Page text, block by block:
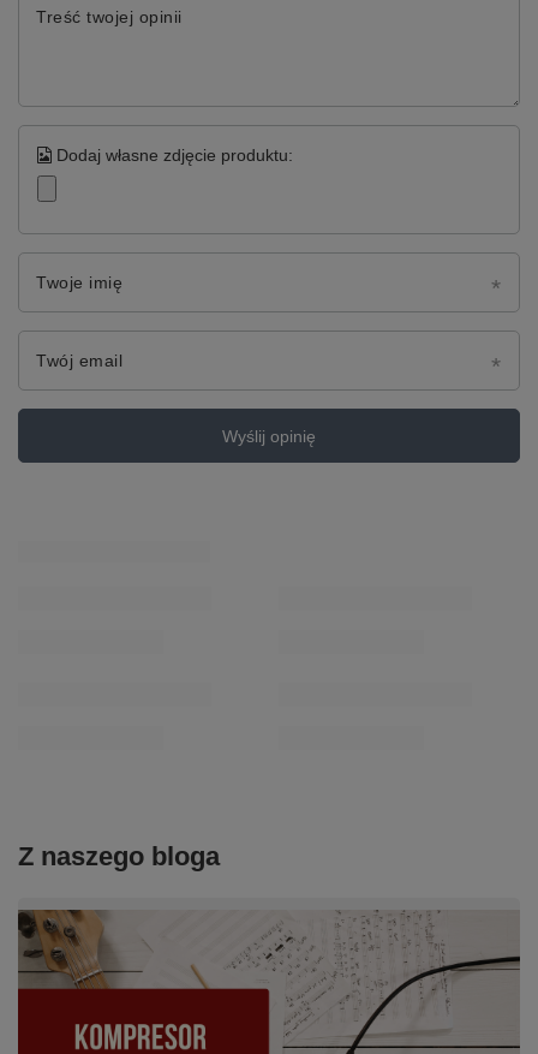
Treść twojej opinii
Dodaj własne zdjęcie produktu:
Twoje imię
Twój email
Wyślij opinię
Z naszego bloga